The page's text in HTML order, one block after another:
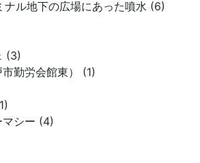
ナル地下の広場にあった噴水 (6)
(3)
勤労会館東） (1)
マシー (4)